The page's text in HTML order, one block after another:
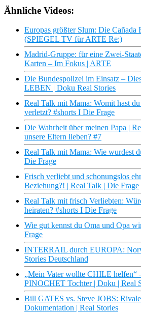
Ähnliche Videos:
Europas größter Slum: Die Cañada
(SPIEGEL TV für ARTE Re:)
Madrid-Gruppe: für eine Zwei-
Karten – Im Fokus | ARTE
Die Bundespolizei im Einsatz –
LEBEN | Doku Real Stories
Real Talk mit Mama: Womit hast
verletzt? #shorts I Die Frage
Die Wahrheit über meinen Papa |
unsere Eltern lieben? #7
Real Talk mit Mama: Wie wurdest
Die Frage
Frisch verliebt und schonungslos
Beziehung?! | Real Talk | Die Frage
Real Talk mit frisch Verliebten:
heiraten? #shorts I Die Frage
Wie gut kennst du Oma und Opa
Frage
INTERRAIL durch EUROPA:
Stories Deutschland
„Mein Vater wollte CHILE helfen“
PINOCHET Tochter | Doku | Real
Bill GATES vs. Steve JOBS:
Dokumentation | Real Stories